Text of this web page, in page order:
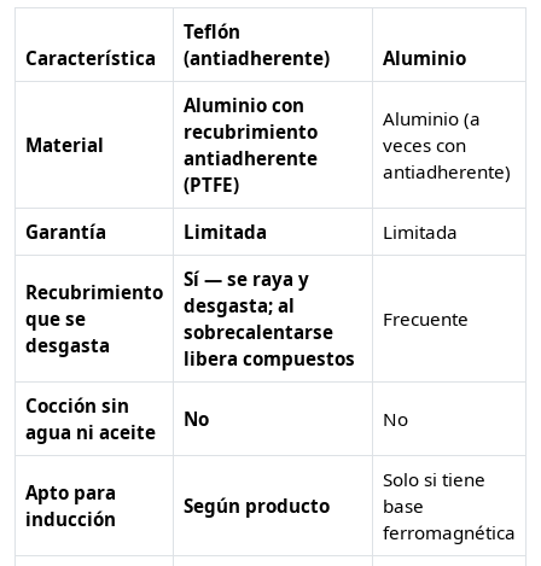
Característica
Teflón
(antiadherente)
Aluminio
Material
Aluminio con
recubrimiento
antiadherente
(PTFE)
Aluminio (a
veces con
antiadherente)
Garantía Limitada Limitada
Recubrimiento
que se
desgasta
Sí — se raya y
desgasta; al
sobrecalentarse
libera compuestos
Frecuente
Cocción sin
agua ni aceite
No No
Apto para
inducción
Según producto
Solo si tiene
base
ferromagnética